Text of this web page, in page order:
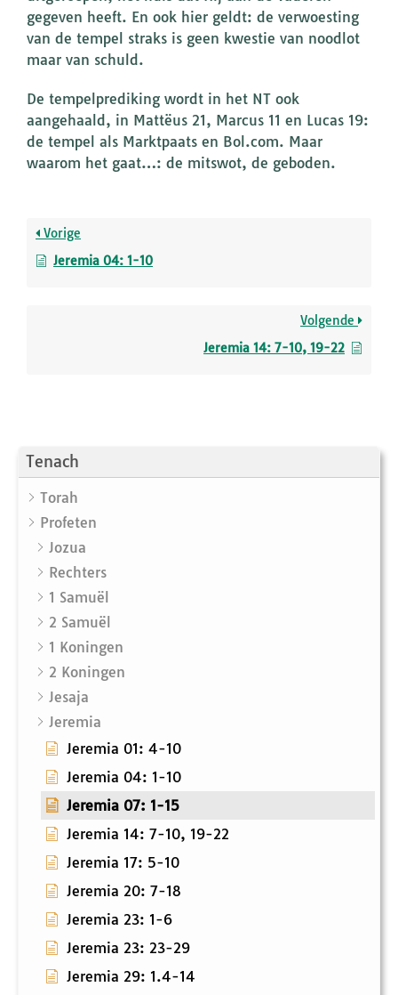
Tenach
Torah
Profeten
Jozua
Rechters
1 Samuël
2 Samuël
1 Koningen
2 Koningen
Jesaja
Jeremia
Jeremia 01: 4-10
Jeremia 04: 1-10
Jeremia 07: 1-15
Jeremia 14: 7-10, 19-22
Jeremia 17: 5-10
Jeremia 20: 7-18
Jeremia 23: 1-6
Jeremia 23: 23-29
Jeremia 29: 1.4-14
gegeven heeft. En ook hier geldt: de verwoesting
van de tempel straks is geen kwestie van noodlot
maar van schuld.
De tempelprediking wordt in het NT ook
aangehaald, in Mattëus 21, Marcus 11 en Lucas 19:
de tempel als Marktpaats en Bol.com. Maar
waarom het gaat…: de mitswot, de geboden.
Vorige
Jeremia 04: 1-10
Volgende
Jeremia 14: 7-10, 19-22